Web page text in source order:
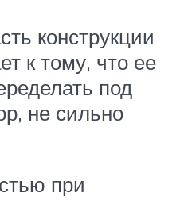
конструкции
к тому, что ее
под
не сильно
при